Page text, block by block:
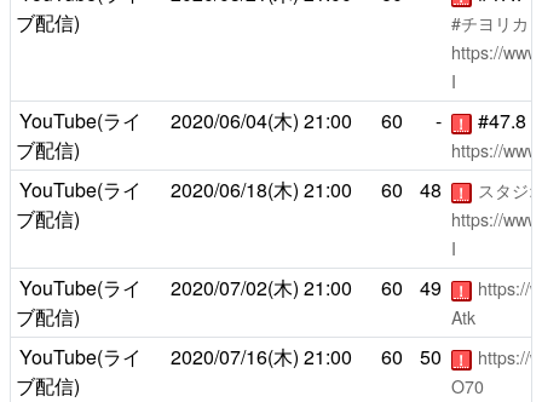
ブ配信)
#チヨリカ
https://
I
YouTube(ライ
ブ配信)
2020/06/04(木) 21:00 60 - ！ #47.8
https://
YouTube(ライ
ブ配信)
2020/06/18(木) 21:00 60 48 ！
スタジ
https://
I
YouTube(ライ
ブ配信)
2020/07/02(木) 21:00 60 49 ！
https://
Atk
YouTube(ライ
ブ配信)
2020/07/16(木) 21:00 60 50 ！
https://
O70